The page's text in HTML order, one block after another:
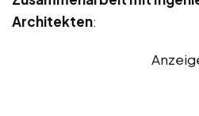
Architekten: